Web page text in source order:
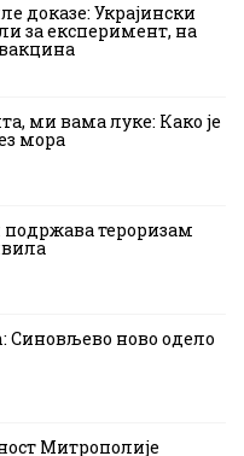
доказе: Украјински
за експеримент, на
ми вама луке: Како је
мора
тероризам
Синовљево ново одело
Митрополије